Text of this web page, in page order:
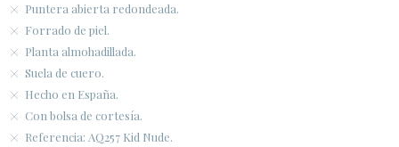
Puntera abierta redondeada.
Forrado de piel.
Planta almohadillada.
Suela de cuero.
Hecho en España.
Con bolsa de cortesía.
Referencia: AQ257 Kid Nude.